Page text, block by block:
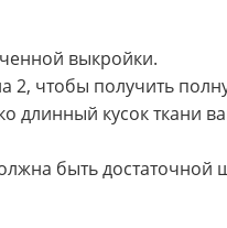
выкройки.
2, чтобы получить
длинный кусок ткани
быть